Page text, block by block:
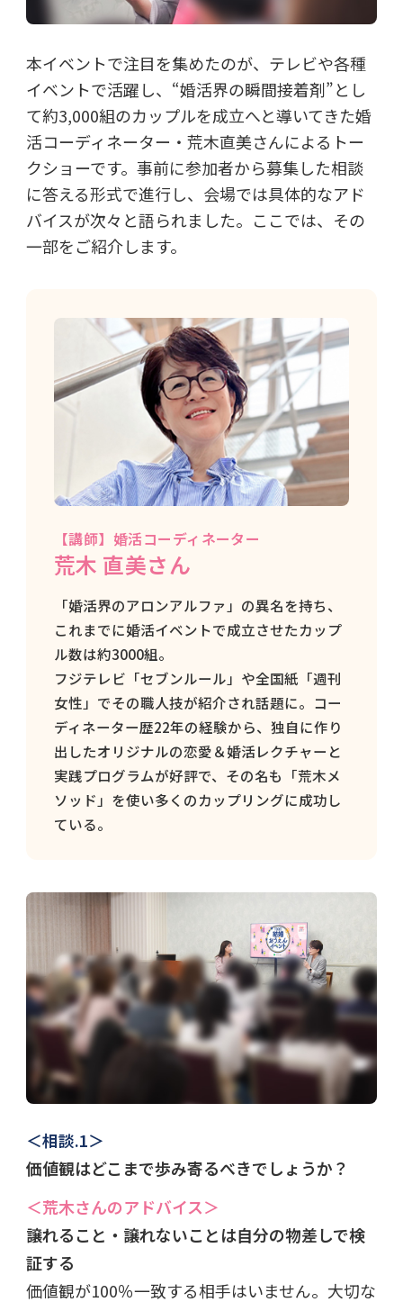
本イベントで注目を集めたのが、テレビや各種
イベントで活躍し、“婚活界の瞬間接着剤”とし
て約3,000組のカップルを成立へと導いてきた婚
活コーディネーター・荒木直美さんによるトー
クショーです。事前に参加者から募集した相談
に答える形式で進行し、会場では具体的なアド
バイスが次々と語られました。ここでは、その
一部をご紹介します。
【講師】 婚活コーディネーター
荒木 直美さん
「婚活界のアロンアルファ」の異名を持ち、
これまでに婚活イベントで成立させたカップ
ル数は約3000組。
フジテレビ「セブンルール」や全国紙「週刊
女性」でその職人技が紹介され話題に。コー
ディネーター歴22年の経験から、独自に作り
出したオリジナルの恋愛＆婚活レクチャーと
実践プログラムが好評で、その名も「荒木メ
ソッド」を使い多くのカップリングに成功し
ている。
＜相談.1＞
価値観はどこまで歩み寄るべきでしょうか？
＜荒木さんのアドバイス＞
譲れること・譲れないことは自分の物差しで検
証する
価値観が100％一致する相手はいません。大切な